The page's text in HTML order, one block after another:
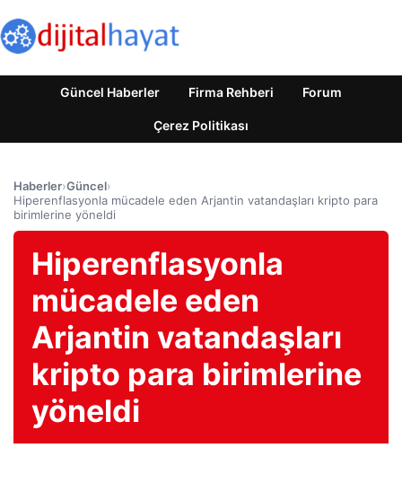
Güncel Haberler Firma Rehberi Forum
Çerez Politikası
Haberler›Güncel›
Hiperenflasyonla mücadele eden Arjantin vatandaşları kripto para
birimlerine yöneldi
Hiperenflasyonla
mücadele eden
Arjantin vatandaşları
kripto para birimlerine
yöneldi